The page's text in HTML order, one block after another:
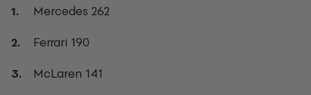
Mercedes 262
Ferrari 190
McLaren 141